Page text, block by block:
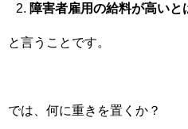
障害者雇用の給料が高いと
と言うことです。
では、何に重きを置くか？